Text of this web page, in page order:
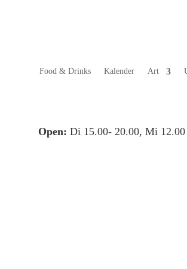
Food & Drinks Kalender Art
Open: Di 15.00- 20.00, Mi